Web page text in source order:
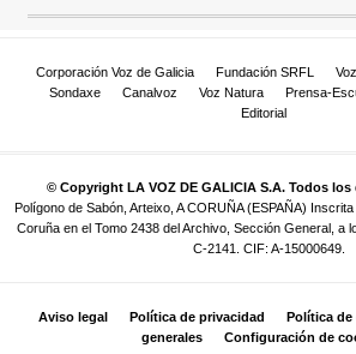
Corporación Voz de Galicia Fundación SRFL
Sondaxe
Canalvoz Voz Natura Prensa-
Editorial
© Copyright LA VOZ DE GALICIA S.A. Todos
Polígono de Sabón, Arteixo, A CORUÑA (ESPAÑA)
Coruña en el Tomo 2438 del Archivo, Sección General, a
C-2141. CIF: A-15000649.
Aviso legal Política de privacidad Política
generales
Configuración de